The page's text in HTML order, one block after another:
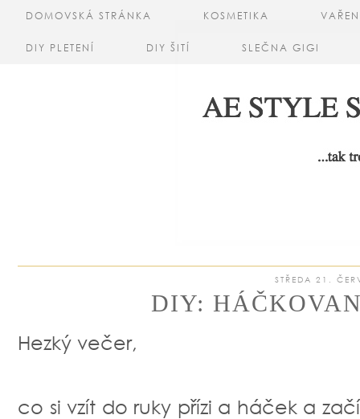
DOMOVSKÁ STRÁNKA KOSMETIKA
DIY PLETENÍ DIY ŠITÍ SLEČNA GIGI
STŘEDA 21.
DIY:
Hezký večer,
co si vzít do ruky přízi a háček a